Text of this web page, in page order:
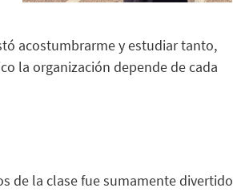
acostumbrarme y estudiar tanto,
laorganización depende de cada
de la clase fue sumamente divertido